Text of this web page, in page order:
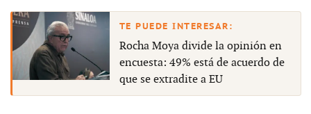
Rocha Moya divide la opinión en
encuesta: 49% está de acuerdo de
que se extradite a EU